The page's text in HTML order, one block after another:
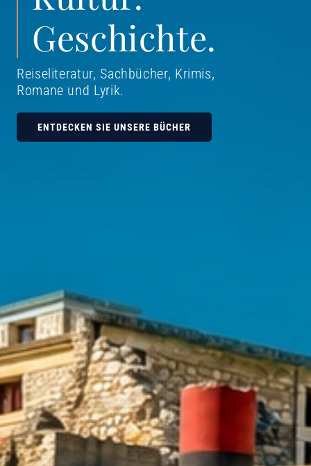
Geschichte.
Reiseliteratur, Sachbücher, Krimis,
Romane und Lyrik.
ENTDECKEN SIE UNSERE BÜCHER